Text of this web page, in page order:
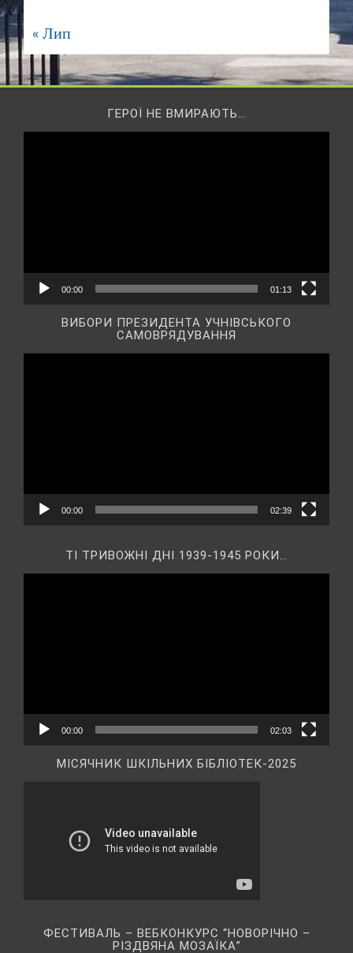
« Лип
ГЕРОЇ НЕ ВМИРАЮТЬ…
00:00 01:13
ВИБОРИ ПРЕЗИДЕНТА УЧНІВСЬКОГО
САМОВРЯДУВАННЯ
00:00 02:39
ТІ ТРИВОЖНІ ДНІ 1939-1945 РОКИ…
00:00 02:03
МІСЯЧНИК ШКІЛЬНИХ БІБЛІОТЕК-2025
ФЕСТИВАЛЬ – ВЕБКОНКУРС “НОВОРІЧНО –
РІЗДВЯНА МОЗАЇКА”